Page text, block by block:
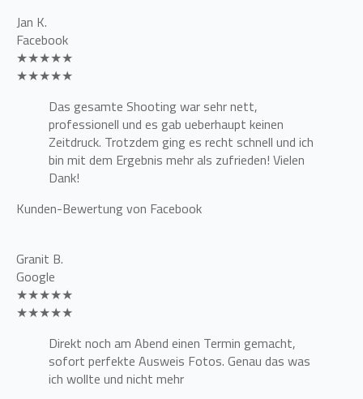
Jan K.
Facebook
★★★★★
★★★★★
Das gesamte Shooting war sehr nett,
professionell und es gab ueberhaupt keinen
Zeitdruck. Trotzdem ging es recht schnell und ich
bin mit dem Ergebnis mehr als zufrieden! Vielen
Dank!
Kunden-Bewertung von Facebook
Granit B.
Google
★★★★★
★★★★★
Direkt noch am Abend einen Termin gemacht,
sofort perfekte Ausweis Fotos. Genau das was
ich wollte und nicht mehr